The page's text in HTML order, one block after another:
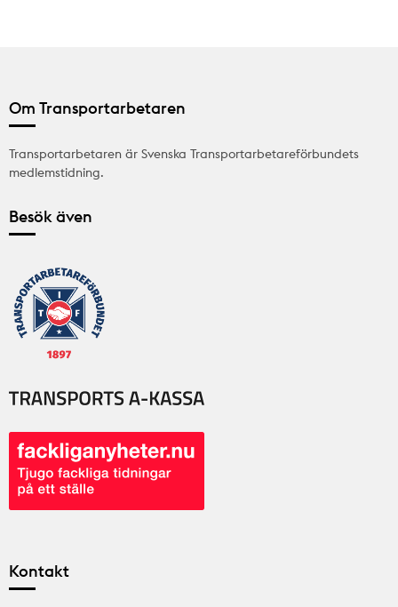
Om Transportarbetaren
Transportarbetaren är Svenska Transportarbetareförbundets
medlemstidning.
Besök även
Kontakt